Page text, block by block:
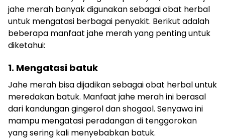
jahe merah banyak digunakan sebagai obat herbal
untuk mengatasi berbagai penyakit. Berikut adalah
beberapa manfaat jahe merah yang penting untuk
diketahui:
1. Mengatasi batuk
Jahe merah bisa dijadikan sebagai obat herbal untuk
meredakan batuk. Manfaat jahe merah ini berasal
dari kandungan gingerol dan shogaol. Senyawa ini
mampu mengatasi peradangan di tenggorokan
yang sering kali menyebabkan batuk.